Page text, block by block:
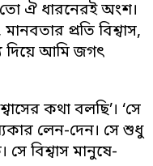
তো ঐ ধারনেরই অংশ।
প্রতি বিশ্বাস,
দিয়ে আমি জগৎ
কথা বলছি’। ‘সে
লেন-দেন। সে শুধু
বিশ্বাস মানুষে-